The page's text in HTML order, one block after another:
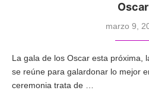
Oscar
marzo 9,
La gala de los Oscar esta próxima,
se reúne para galardonar lo mejor
ceremonia trata de …